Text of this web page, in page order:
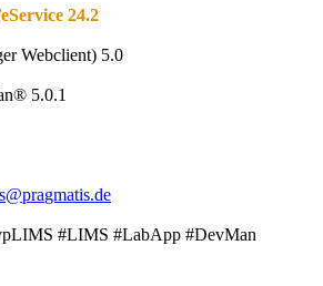
24.2
Webclient) 5.0
® 5.0.1
#LIMS #LabApp #DevMan